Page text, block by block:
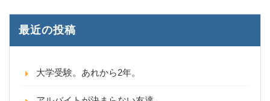
最近の投稿
大学受験。あれから2年。